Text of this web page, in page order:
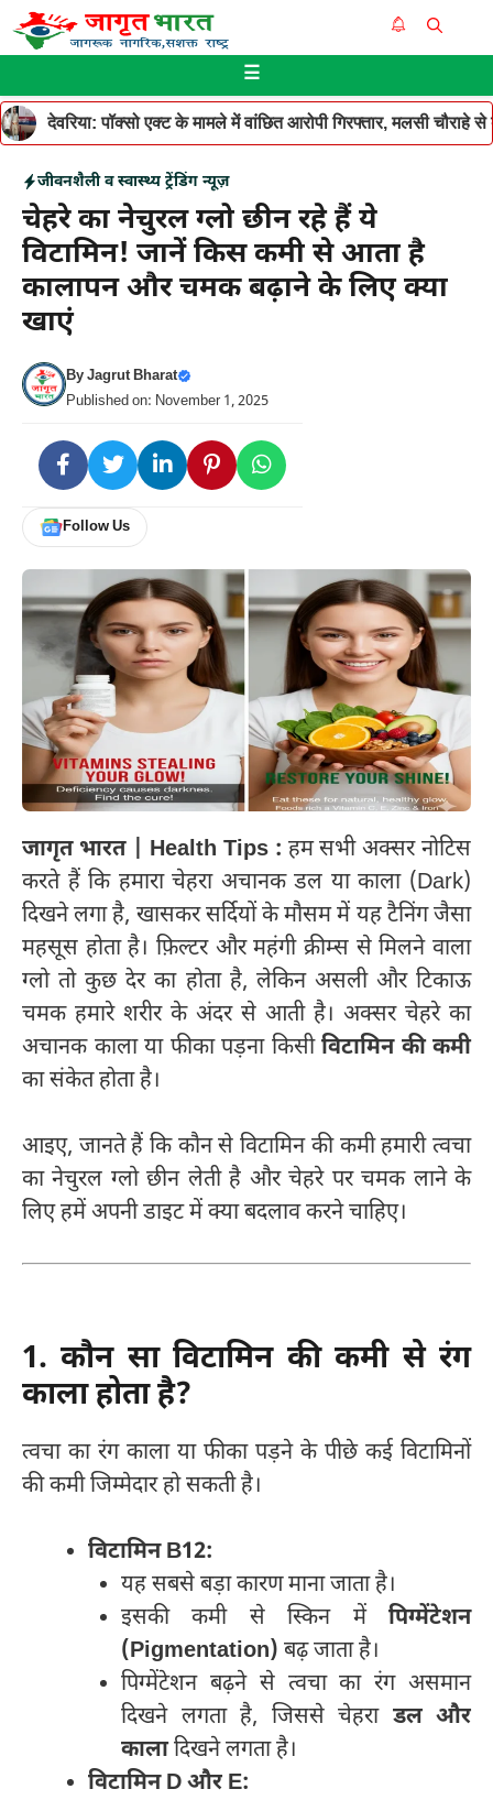
Skip
to
☰
देवरिया: पॉक्सो एक्ट के मामले में वांछित आरोपी गिरफ्तार, मलसी चौराहे
जीवनशैली व स्वास्थ्य ट्रेंडिंग न्यूज़
चेहरे का नेचुरल ग्लो छीन रहे हैं ये
विटामिन! जानें किस कमी से आता है
कालापन और चमक बढ़ाने के लिए क्या
खाएं
ByJagrut Bharat
Published on: November 1, 2025
Follow Us
जागृत भारत | Health Tips : हम सभी अक्सर नोटिस
करते हैं कि हमारा चेहरा अचानक डल या काला (Dark)
दिखने लगा है, खासकर सर्दियों के मौसम में यह टैनिंग जैसा
महसूस होता है। फ़िल्टर और महंगी क्रीम्स से मिलने वाला
ग्लो तो कुछ देर का होता है, लेकिन असली और टिकाऊ
चमक हमारे शरीर के अंदर से आती है। अक्सर चेहरे का
अचानक काला या फीका पड़ना किसीविटामिन की कमी
का संकेत होता है।
आइए, जानते हैं कि कौन से विटामिन की कमी हमारी त्वचा
का नेचुरल ग्लो छीन लेती है और चेहरे पर चमक लाने के
लिए हमें अपनी डाइट में क्या बदलाव करने चाहिए।
1. कौन सा विटामिन की कमी से रंग
काला होता है?
त्वचा का रंग काला या फीका पड़ने के पीछे कई विटामिनों
की कमी जिम्मेदार हो सकती है।
विटामिन B12:
यह सबसे बड़ा कारण माना जाता है।
इसकी कमी से स्किन में पिग्मेंटेशन
(Pigmentation) बढ़ जाता है।
पिग्मेंटेशन बढ़ने से त्वचा का रंग असमान
दिखने लगता है, जिससे चेहरा डल और
कालादिखने लगता है।
विटामिन D और E: